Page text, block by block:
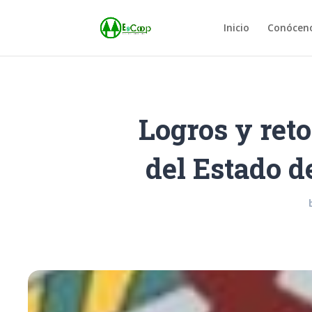
Inicio
Logros y
del Estado